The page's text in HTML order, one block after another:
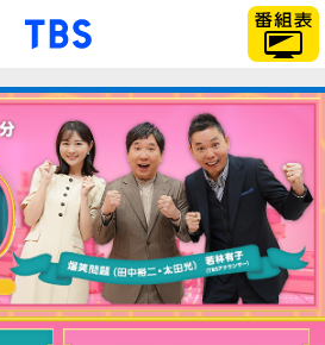
「TBSテレビ」トップ